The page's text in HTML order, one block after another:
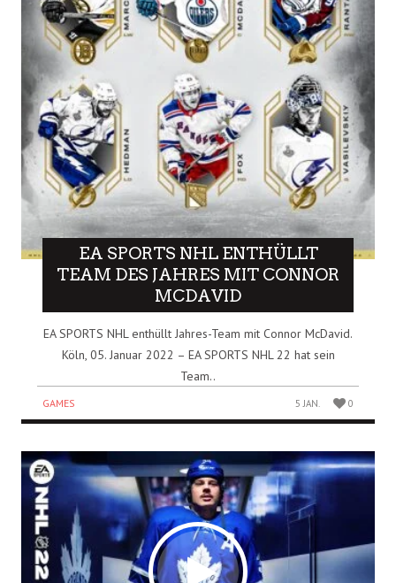
EA SPORTS NHL ENTHÜLLT
TEAM DES JAHRES MIT CONNOR
MCDAVID
EA SPORTS NHL enthüllt Jahres-Team mit Connor McDavid.
Köln, 05. Januar 2022 – EA SPORTS NHL 22 hat sein
Team..
GAMES 5 JAN. 0